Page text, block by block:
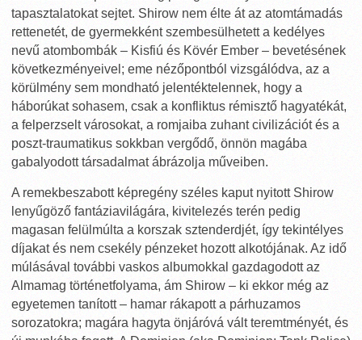
tapasztalatokat sejtet. Shirow nem élte át az atomtámadás
rettenetét, de gyermekként szembesülhetett a kedélyes
nevű atombombák – Kisfiú és Kövér Ember – bevetésének
következményeivel; eme nézőpontból vizsgálódva, az a
körülmény sem mondható jelentéktelennek, hogy a
háborúkat sohasem, csak a konfliktus rémisztő hagyatékát,
a felperzselt városokat, a romjaiba zuhant civilizációt és a
poszt-traumatikus sokkban vergődő, önnön magába
gabalyodott társadalmat ábrázolja műveiben.
A remekbeszabott képregény széles kaput nyitott Shirow
lenyűgöző fantáziavilágára, kivitelezés terén pedig
magasan felülmúlta a korszak sztenderdjét, így tekintélyes
díjakat és nem csekély pénzeket hozott alkotójának. Az idő
múlásával további vaskos albumokkal gazdagodott az
Almamag történetfolyama, ám Shirow – ki ekkor még az
egyetemen tanított – hamar rákapott a párhuzamos
sorozatokra; magára hagyta önjáróvá vált teremtményét, és